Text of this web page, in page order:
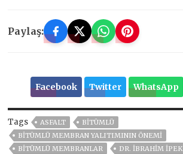
Paylaş:
Facebook Twitter WhatsApp
Tags ASFALT
BITÜMLÜ
BITÜMLÜ MEMBRAN YALITIMININ ÖNEMI
BITÜMLÜ MEMBRANLAR
DR. İBRAHIM İPEK